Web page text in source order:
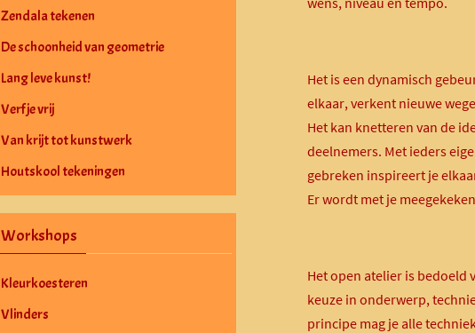
Het is een dynamisch
elkaar, verkent nieuwe
Het kan knetteren van de
deelnemers. Met ieders
gebreken inspireert je
Er wordt met je
Het open atelier is bedoeld
keuze in onderwerp,
principe mag je alle
Zendala tekenen
De schoonheid van geometrie
Lang leve kunst!
Verf je vrij
Van krijt tot kunstwerk
Houtskool tekeningen
Workshops
Kleurkoesteren
Vlinders